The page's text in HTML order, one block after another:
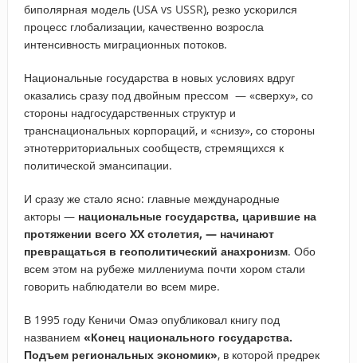
биполярная модель (USA vs USSR), резко ускорился
процесс глобализации, качественно возросла
интенсивность миграционных потоков.
Национальные государства в новых условиях вдруг
оказались сразу под двойным прессом — «сверху», со
стороны надгосударственных структур и
транснациональных корпораций, и «снизу», со стороны
этнотерриториальных сообществ, стремящихся к
политической эмансипации.
И сразу же стало ясно: главные международные
акторы — национальные государства, царившие на
протяжении всего XX столетия, — начинают
превращаться в геополитический анахронизм. Обо
всем этом на рубеже миллениума почти хором стали
говорить наблюдатели во всем мире.
В 1995 году Кеничи Омаэ опубликовал книгу под
названием «Конец национального государства.
Подъем региональных экономик», в которой предрек